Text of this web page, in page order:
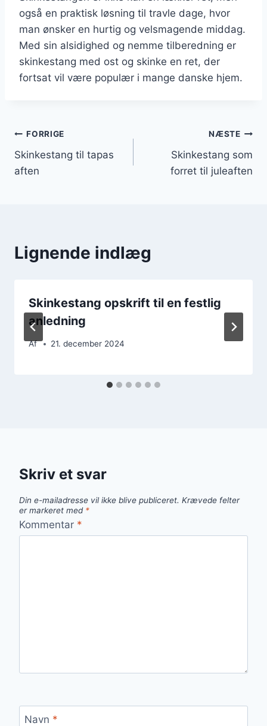
også en praktisk løsning til travle dage, hvor
man ønsker en hurtig og velsmagende middag.
Med sin alsidighed og nemme tilberedning er
skinkestang med ost og skinke en ret, der
fortsat vil være populær i mange danske hjem.
Indlægsnavigation
FORRIGE
Skinkestang til tapas
aften
NÆSTE
Skinkestang som
forret til juleaften
Lignende indlæg
Skinkestang opskrift til en festlig
anledning
Af 21. december 2024
Skriv et svar
Din e-mailadresse vil ikke blive publiceret. Krævede felter
er markeret med *
Kommentar *
Navn *